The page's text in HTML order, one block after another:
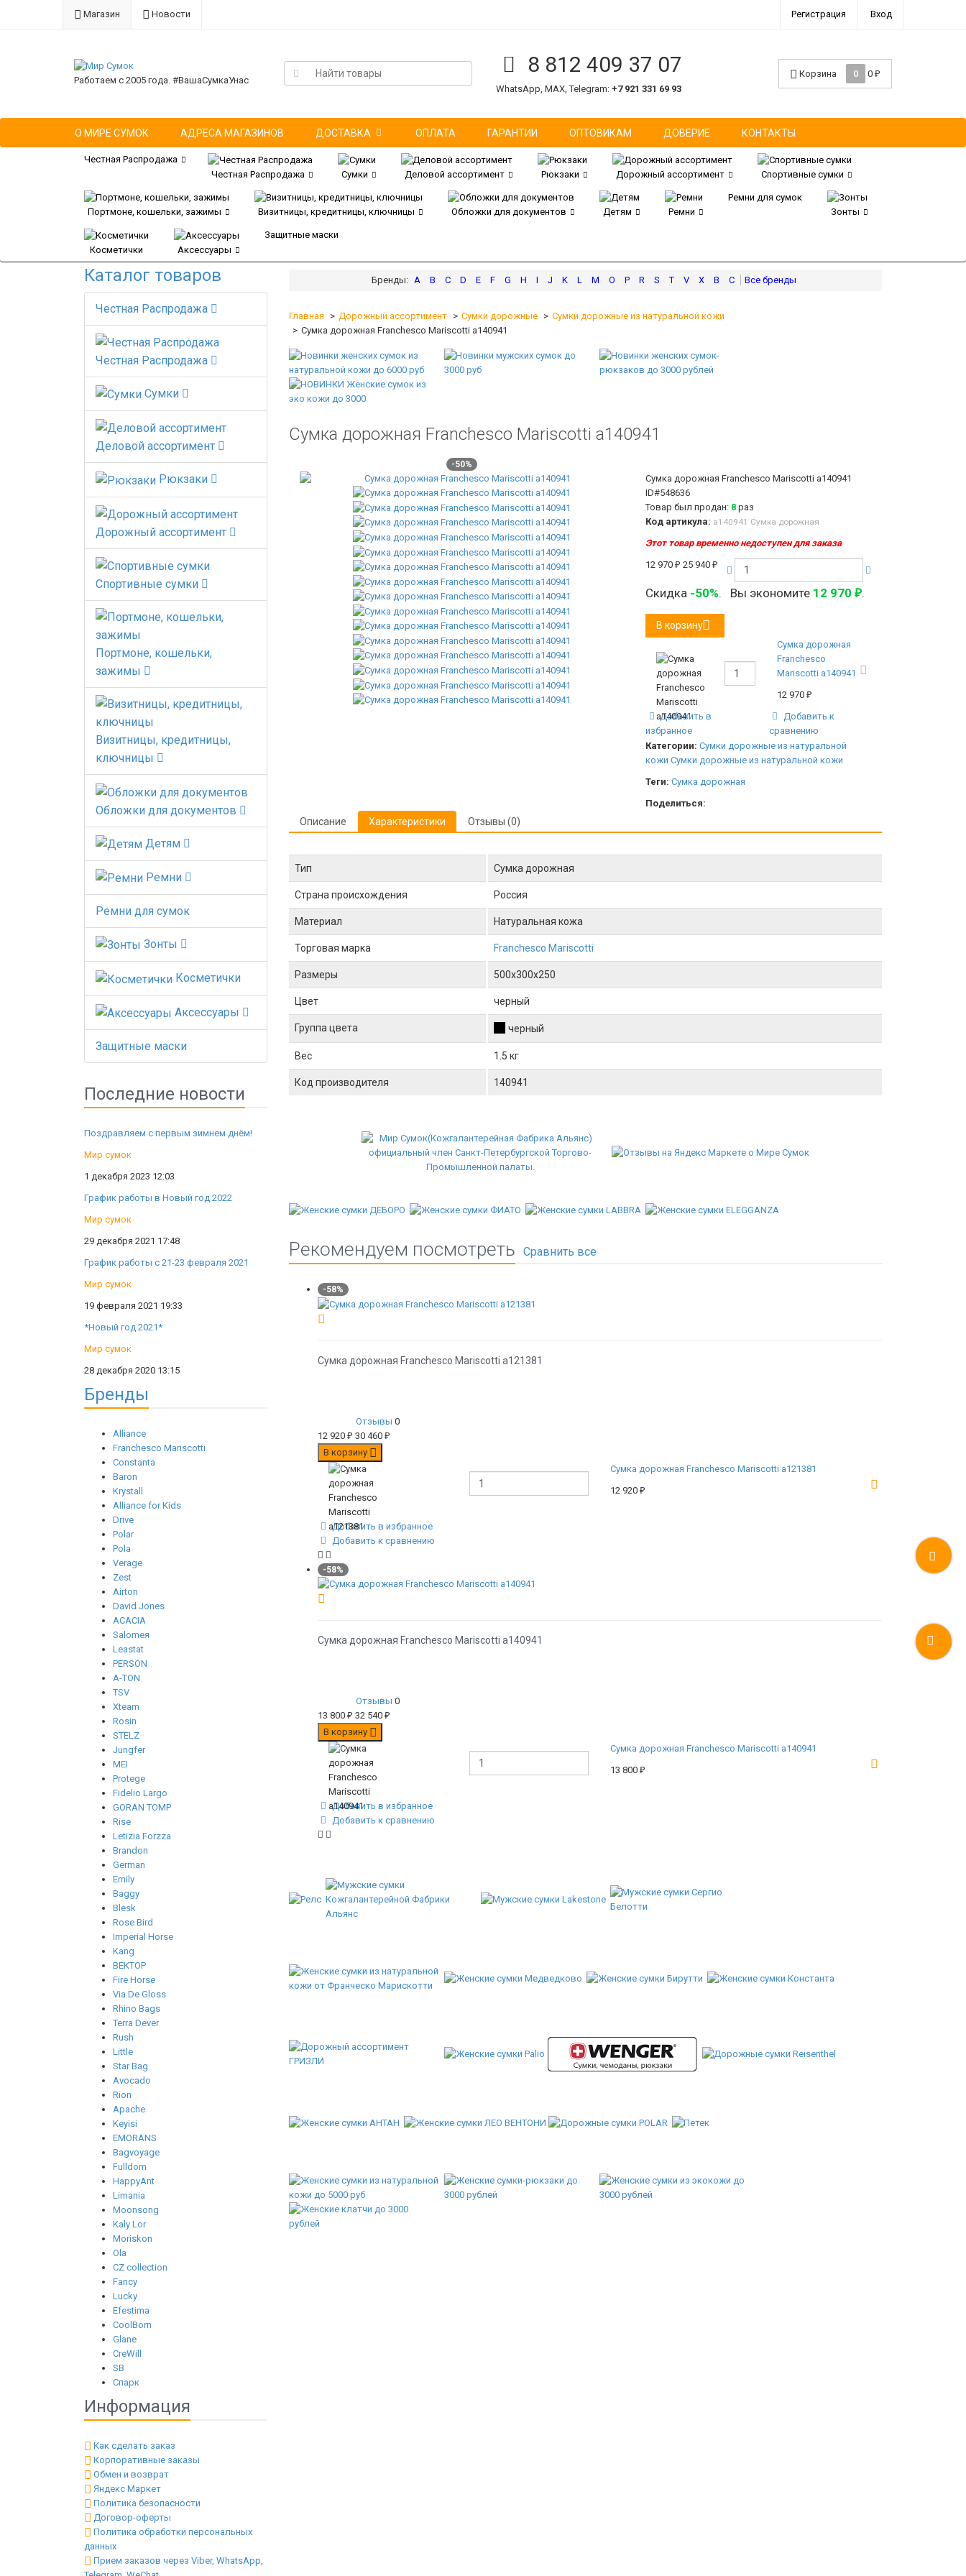
Магазин Новости Регистрация Вход
Работаем с 2005 года. #ВашаСумкаУнас
8 812 409 37 07
WhatsApp, MAX, Telegram: +7 921 331 69 93
Корзина 0 0 ₽
О МИРЕ СУМОК АДРЕСА МАГАЗИНОВ ДОСТАВКА ОПЛАТА ГАРАНТИИ ОПТОВИКАМ ДОВЕРИЕ КОНТАКТЫ
Честная Распродажа
Честная Распродажа
Сумки Деловой ассортимент Рюкзаки Дорожный ассортимент Спортивные сумки
Портмоне, кошельки, зажимы Визитницы, кредитницы, ключницы Обложки для документов Детям Ремни
Ремни для сумок
Зонты
Косметички Аксессуары
Защитные маски
Каталог товаров
Честная Распродажа
Честная Распродажа
Сумки
Деловой ассортимент
Рюкзаки
Дорожный ассортимент
Спортивные сумки
Портмоне, кошельки,
зажимы
Визитницы, кредитницы,
ключницы
Обложки для документов
Детям
Ремни
Ремни для сумок
Зонты
Косметички
Аксессуары
Защитные маски
Последние новости
Поздравляем с первым зимнем днём!
Мир сумок
1 декабря 2023 12:03
График работы в Новый год 2022
Мир сумок
29 декабря 2021 17:48
График работы с 21-23 февраля 2021
Мир сумок
19 февраля 2021 19:33
*Новый год 2021*
Мир сумок
28 декабря 2020 13:15
Бренды
Alliance
Franchesco Mariscotti
Constanta
Baron
Krystall
Alliance for Kids
Drive
Polar
Pola
Verage
Zest
Airton
David Jones
ACACIA
Salomeя
Leastat
PERSON
A-TON
TSV
Xteam
Rosin
STELZ
Jungfer
MEI
Protege
Fidelio Largo
GORAN TOMP
Rise
Letizia Forzza
Brandon
German
Emily
Baggy
Blesk
Rose Bird
Imperial Horse
Kang
ВЕКТОР
Fire Horse
Via De Gloss
Rhino Bags
Terra Dever
Rush
Little
Star Bag
Avocado
Rion
Apache
Keyisi
EMORANS
Bagvoyage
Fulldorn
HappyAnt
Limania
Moonsong
Kaly Lor
Moriskon
Ola
CZ collection
Fancy
Lucky
Efestima
CoolBorn
Glane
CreWill
SB
Спарк
Информация
Как сделать заказ
Корпоративные заказы
Обмен и возврат
Яндекс Маркет
Политика безопасности
Договор-оферты
Политика обработки персональных
данных
Прием заказов через Viber, WhatsApp,
A B C D E F G H I J K L M O P R S T V X В С
Главная Дорожный ассортимент Сумки дорожные
Сумки дорожные из натуральной кожи
Сумка дорожная Franchesco Mariscotti а140941
Сумка дорожная Franchesco Mariscotti а140941
-50%
Сумка дорожная Franchesco Mariscotti а140941
ID#548636
Товар был продан: 8 раз
Код артикула: а140941 Сумка дорожная
Этот товар временно недоступен для заказа
12 970₽ 25 940₽
Скидка -50%. Вы экономите 12 970₽.
В корзину
Сумка дорожная
Franchesco
Mariscotti а140941
12 970₽
Добавить в
избранное
Добавить к
сравнению
Категории: Сумки дорожные из натуральной
кожи Сумки дорожные из натуральной кожи
Теги: Сумка дорожная
Поделиться:
Описание Характеристики Отзывы (0)
Тип Сумка дорожная
Страна происхождения Россия
Материал Натуральная кожа
Торговая марка Franchesco Mariscotti
Размеры 500x300x250
Цвет черный
Группа цвета черный
Вес 1.5 кг
Код производителя 140941
Рекомендуем посмотреть
-58%
Сумка дорожная Franchesco Mariscotti а121381
Отзывы 0
12 920 ₽ 30 460 ₽
В корзину
Сумка дорожная Franchesco Mariscotti а121381
12 920 ₽
Добавить в избранное
Добавить к сравнению
-58%
Сумка дорожная Franchesco Mariscotti а140941
Отзывы 0
13 800 ₽ 32 540 ₽
В корзину
Сумка дорожная Franchesco Mariscotti а140941
13 800 ₽
Добавить в избранное
Добавить к сравнению